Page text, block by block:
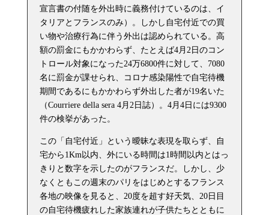
宣言書の付随を外出時に義務付けているのは、イ
タリアとフランスのみ）。しかし自宅付近での買
い物や治療行為に伴う外出は認められている。高
額の罰金にもかかわらず、たとえば4月2日のコン
トロール対象になった24万6800件に対して、7080
名に罰金が課せられ、コロナ感染陽性で自宅待機
期間であるにもかかわらず外出した者が19名いた
（Courriere della sera 4月2日誌）。4月4日には9300
件の検挙があった。
この「自宅付近」という曖昧な表現を取らず、自
宅から1Km以内、外にいる時間は1時間以内とはっ
きりと数字を示したのがフランスだ。しかし、少
なくともこの週末のパリをはじめとするフランス
各地の映像を見ると、20度を超す好天気、20日目
の自宅待機疲れした家族連れが子供たちとともに